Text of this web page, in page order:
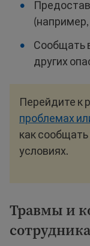
Сообщать
других
Перейдите к
проблемах
как
условиях.
Травмы и